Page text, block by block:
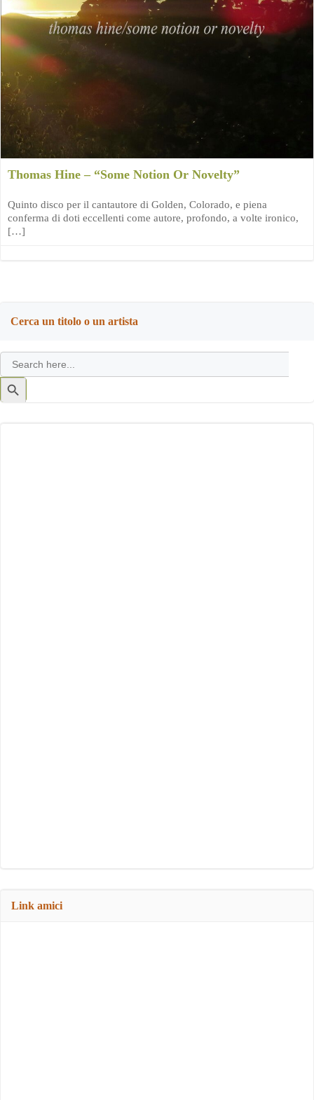
Thomas Hine – “Some Notion Or Novelty”
Quinto disco per il cantautore di Golden, Colorado, e piena
conferma di doti eccellenti come autore, profondo, a volte ironico,
[…]
Cerca un titolo o un artista
Search
for:
Search
Button
Link amici